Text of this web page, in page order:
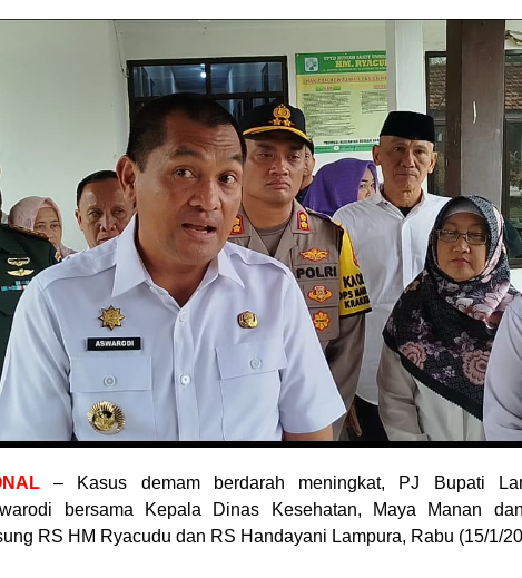
– Kasus demam berdarah meningkat, PJ Bupati
bersama Kepala Dinas Kesehatan, Maya Manan
RS HM Ryacudu dan RS Handayani Lampura, Rabu (15/1/